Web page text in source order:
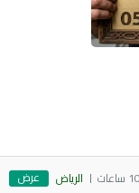
الرياض عرض